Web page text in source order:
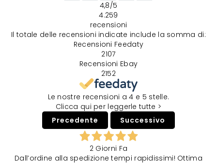
4,8/5
4.259
recensioni
Il totale delle recensioni indicate include la somma di:
Recensioni Feedaty
2107
Recensioni Ebay
2152
Le nostre recensioni a 4 e 5 stelle.
Clicca qui per leggerle tutte >
Precedente
Successivo
2 Giorni Fa
Dall’ordine alla spedizione tempi rapidissimi! Ottima